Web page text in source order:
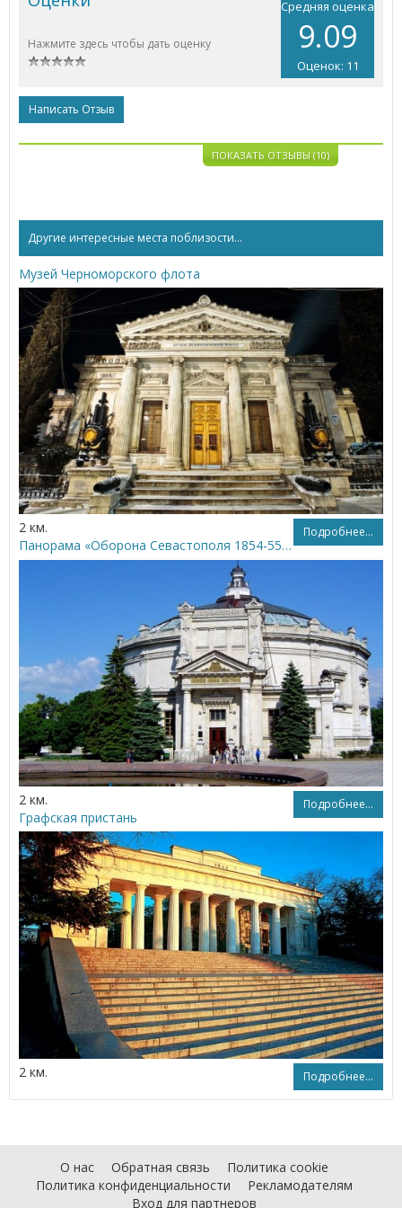
Средняя оценка
9.09
Оценок: 11
Нажмите здесь чтобы дать оценку
Написать Отзыв
ПОКАЗАТЬ ОТЗЫВЫ (10)
Другие интересные места поблизости...
Музей Черноморского флота
2 км. Подробнее...
Панорама «Оборона Севастополя 1854-55 гг.»
2 км. Подробнее...
Графская пристань
2 км. Подробнее...
О нас Обратная связь
Политика cookie
Политика конфиденциальности
Рекламодателям
Вход для партнеров